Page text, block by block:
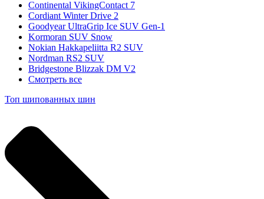
Continental VikingContact 7
Cordiant Winter Drive 2
Goodyear UltraGrip Ice SUV Gen-1
Kormoran SUV Snow
Nokian Hakkapeliitta R2 SUV
Nordman RS2 SUV
Bridgestone Blizzak DM V2
Смотреть все
Топ шипованных шин